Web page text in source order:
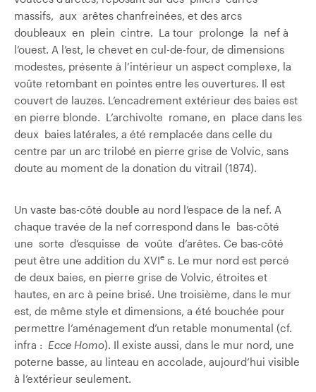
massifs, aux arêtes chanfreinées, et des arcs
doubleaux en plein cintre. La tour prolonge la nef à
l’ouest. A l’est, le chevet en cul-de-four, de dimensions
modestes, présente à l’intérieur un aspect complexe, la
voûte retombant en pointes entre les ouvertures. Il est
couvert de lauzes. L’encadrement extérieur des baies est
en pierre blonde. L’archivolte romane, en place dans les
deux baies latérales, a été remplacée dans celle du
centre par un arc trilobé en pierre grise de Volvic, sans
doute au moment de la donation du vitrail (1874).
Un vaste bas-côté double au nord l’espace de la nef. A
chaque travée de la nef correspond dans le bas-côté
une sorte d’esquisse de voûte d’arêtes. Ce bas-côté
peut être une addition du XVIe s. Le mur nord est percé
de deux baies, en pierre grise de Volvic, étroites et
hautes, en arc à peine brisé. Une troisième, dans le mur
est, de même style et dimensions, a été bouchée pour
permettre l’aménagement d’un retable monumental (cf.
infra : Ecce Homo). Il existe aussi, dans le mur nord, une
poterne basse, au linteau en accolade, aujourd’hui visible
à l’extérieur seulement.